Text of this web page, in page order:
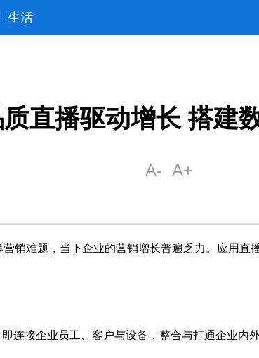
生活
直播驱动增长 搭建
销难题，当下企业的营销增长普遍乏力。应用
即连接企业员工、客户与设备，整合与打通企业内